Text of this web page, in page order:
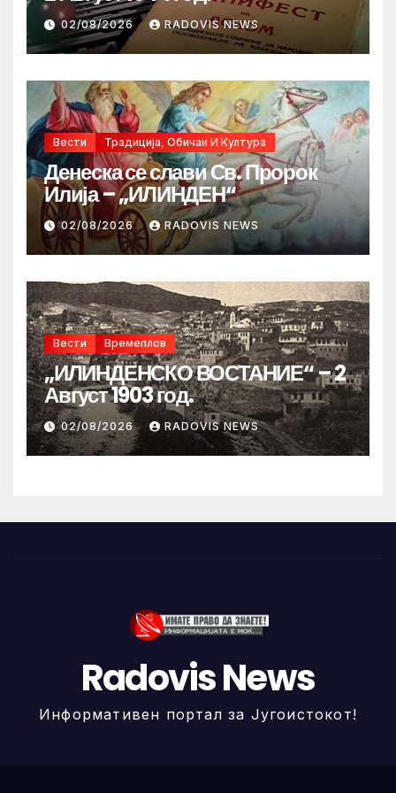
02/08/2026 RADOVIS NEWS
Вести Традиција, Обичаи И Култура
Денеска се слави Св. Пророк
Илија – „ИЛИНДЕН“
02/08/2026 RADOVIS NEWS
Вести Времеплов
„ИЛИНДЕНСКО ВОСТАНИЕ“ – 2
Август 1903 год.
02/08/2026 RADOVIS NEWS
Radovis News
Информативен портал за Југоистокот!